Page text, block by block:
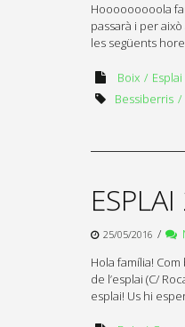
Hooooooooola
passarà i per
les següents
Boix Esplai
Bessiberris
25/05/2016 /
Hola família!
de l’esplai (C/
esplai! Us hi